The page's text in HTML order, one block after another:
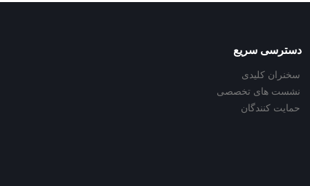
دسترسی سریع
سخنران کلیدی
نشست های تخصصی
حمایت کنندگان